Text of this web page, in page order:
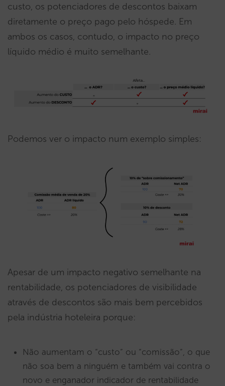
custo, os potenciadores de descontos baixam
diretamente o preço pago pelo hóspede. Em
ambos os casos, contudo, o impacto no preço
líquido médio é muito semelhante.
Podemos ver o impacto num exemplo simples:
Apesar de um impacto negativo semelhante na
rentabilidade, os potenciadores de visibilidade
através de descontos são mais bem percebidos
pela indústria hoteleira porque:
Não aumentam o “custo” ou “comissão”, o que
não soa bem a ninguém e também vai contra o
novo e enganador indicador de rentabilidade